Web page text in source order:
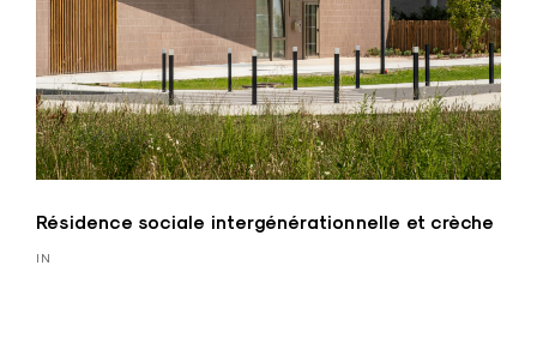
Résidence sociale intergénérationnelle et crèche
IN